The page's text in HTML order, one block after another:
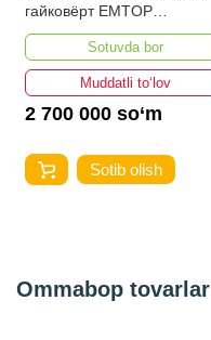
гайковёрт EMTOP
ECIWL20135
Sotuvda bor
Muddatli to‘lov
2 700 000 so‘m
Sotib olish
Ommabop tovarlar